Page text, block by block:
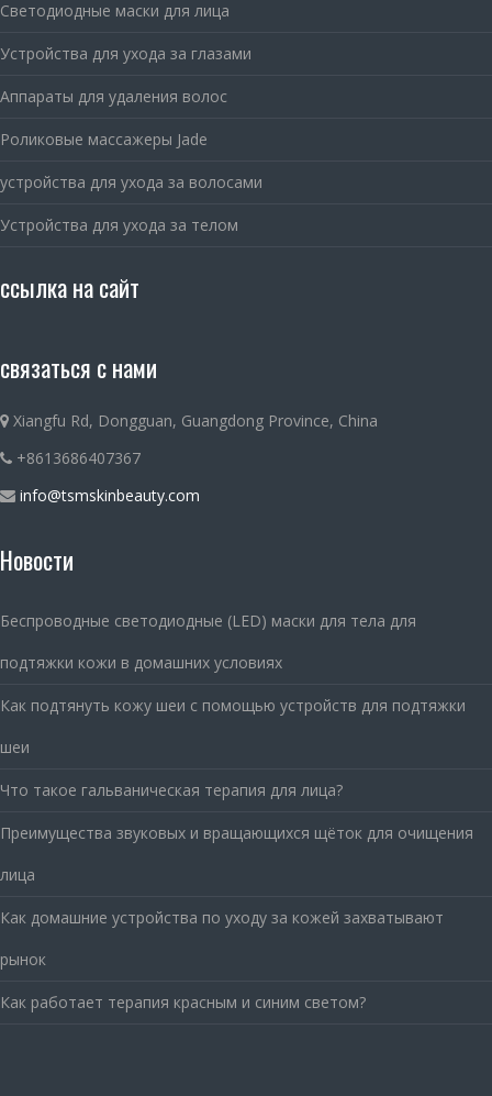
Светодиодные маски для лица
Устройства для ухода за глазами
Аппараты для удаления волос
Роликовые массажеры Jade
устройства для ухода за волосами
Устройства для ухода за телом
ссылка на сайт
связаться с нами
Xiangfu Rd, Dongguan, Guangdong Province, China
+8613686407367
info@tsmskinbeauty.com
Новости
Беспроводные светодиодные (LED) маски для тела для
подтяжки кожи в домашних условиях
Как подтянуть кожу шеи с помощью устройств для подтяжки
шеи
Что такое гальваническая терапия для лица?
Преимущества звуковых и вращающихся щёток для очищения
лица
Как домашние устройства по уходу за кожей захватывают
рынок
Как работает терапия красным и синим светом?